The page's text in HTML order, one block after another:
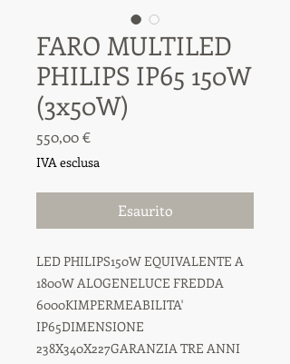
FARO MULTILED
PHILIPS IP65 150W
(3x50W)
550,00 €Prezzo
IVA esclusa
Esaurito
LED PHILIPS150W EQUIVALENTE A
1800W ALOGENELUCE FREDDA
6000KIMPERMEABILITA'
IP65DIMENSIONE
238X340X227GARANZIA TRE ANNI